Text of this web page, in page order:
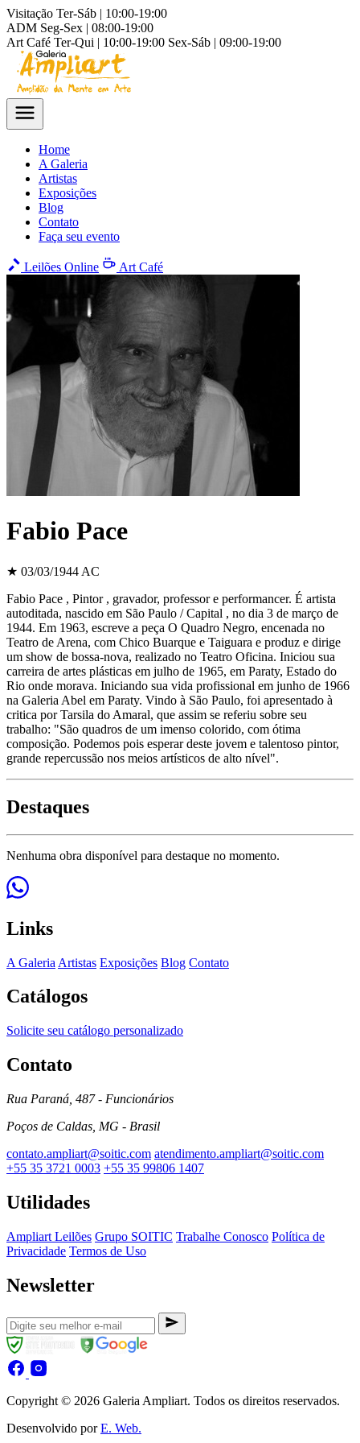
Visitação Ter-Sáb | 10:00-19:00
ADM Seg-Sex | 08:00-19:00
Art Café Ter-Qui | 10:00-19:00 Sex-Sáb | 09:00-19:00
Home
A Galeria
Artistas
Exposições
Blog
Contato
Faça seu evento
Leilões Online Art Café
Fabio Pace
★ 03/03/1944 AC
Fabio Pace , Pintor , gravador, professor e performancer. É artista
autoditada, nascido em São Paulo / Capital , no dia 3 de março de
1944. Em 1963, escreve a peça O Quadro Negro, encenada no
Teatro de Arena, com Chico Buarque e Taiguara e produz e dirige
um show de bossa-nova, realizado no Teatro Oficina. Iniciou sua
carreira de artes plásticas em julho de 1965, em Paraty, Estado do
Rio onde morava. Iniciando sua vida profissional em junho de 1966
na Galeria Abel em Paraty. Vindo à São Paulo, foi apresentado à
critica por Tarsila do Amaral, que assim se referiu sobre seu
trabalho: "São quadros de um imenso colorido, com ótima
composição. Podemos pois esperar deste jovem e talentoso pintor,
grande repercussão nos meios artísticos de alto nível".
Destaques
Nenhuma obra disponível para destaque no momento.
Links
A Galeria Artistas Exposições Blog Contato
Catálogos
Solicite seu catálogo personalizado
Contato
Rua Paraná, 487 - Funcionários
Poços de Caldas, MG - Brasil
contato.ampliart@soitic.com atendimento.ampliart@soitic.com
+55 35 3721 0003 +55 35 99806 1407
Utilidades
Ampliart Leilões Grupo SOITIC Trabalhe Conosco Política de
Privacidade Termos de Uso
Newsletter
Copyright © 2026 Galeria Ampliart. Todos os direitos reservados.
Desenvolvido porE. Web.